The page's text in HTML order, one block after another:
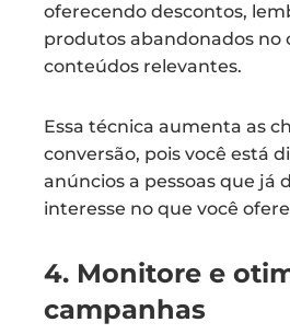
oferecendo descontos,
produtos abandonados no
conteúdos relevantes.
Essa técnica aumenta as
conversão, pois você está
anúncios a pessoas que já
interesse no que você
4. Monitore e
campanhas